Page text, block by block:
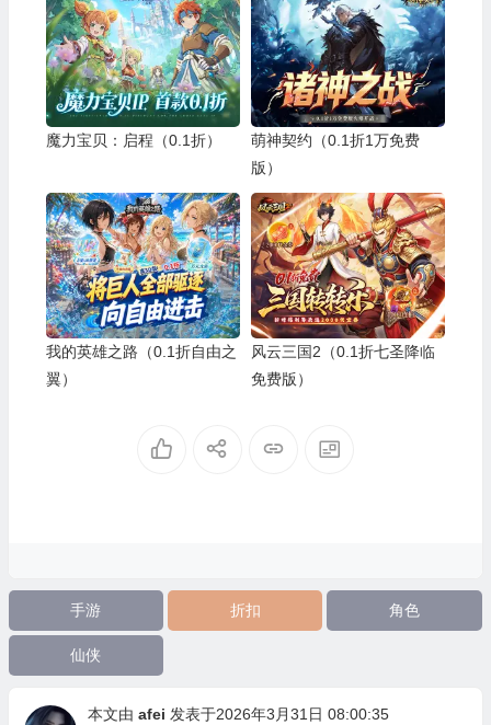
魔力宝贝：启程（0.1折）
萌神契约（0.1折1万免费
版）
我的英雄之路（0.1折自由之
翼）
风云三国2（0.1折七圣降临
免费版）
手游 折扣 角色
仙侠
本文由 afei 发表于2026年3月31日 08:00:35